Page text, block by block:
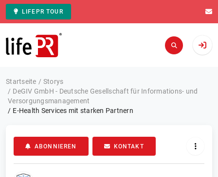
LIFEPR TOUR
Zur Startseite
Startseite
Storys
DeGIV GmbH - Deutsche Gesellschaft für Informations- und
Versorgungsmanagement
E-Health Services mit starken Partnern
ABONNIEREN KONTAKT